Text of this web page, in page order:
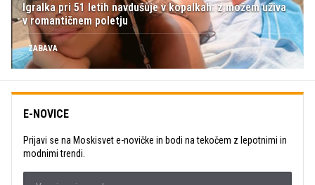
Igralka pri 51 letih navdušuje v kopalkah: z možem uživa
v romantičnem poletju
ZABAVA
E-NOVICE
Prijavi se na Moskisvet e-novičke in bodi na tekočem z lepotnimi in
modnimi trendi.